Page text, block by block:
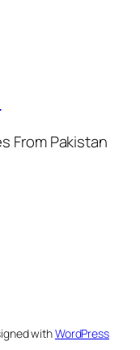
From Pakistan
withWordPress